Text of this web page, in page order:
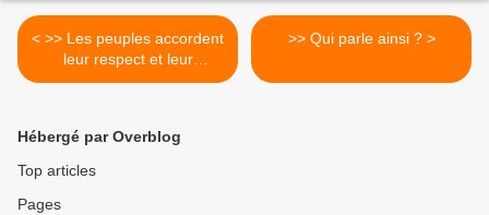
< >> Les peuples accordent
leur respect et leur
confiance à ceux qui savent
>> Qui parle ainsi ? >
Hébergé par Overblog
Top articles
Pages